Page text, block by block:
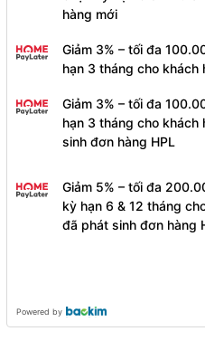
hàng mới
Giảm 3% – tối đa
hạn 3 tháng cho khách
Giảm 3% – tối đa
hạn 3 tháng cho khách
sinh đơn hàng HPL
Giảm 5% – tối đa
kỳ hạn 6 & 12 tháng
đã phát sinh đơn hàng
Powered by